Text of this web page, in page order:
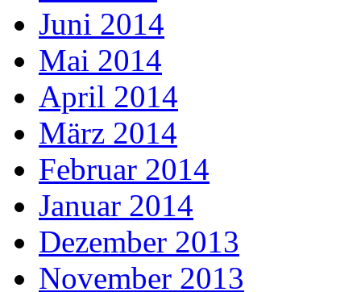
Juni 2014
Mai 2014
April 2014
März 2014
Februar 2014
Januar 2014
Dezember 2013
November 2013